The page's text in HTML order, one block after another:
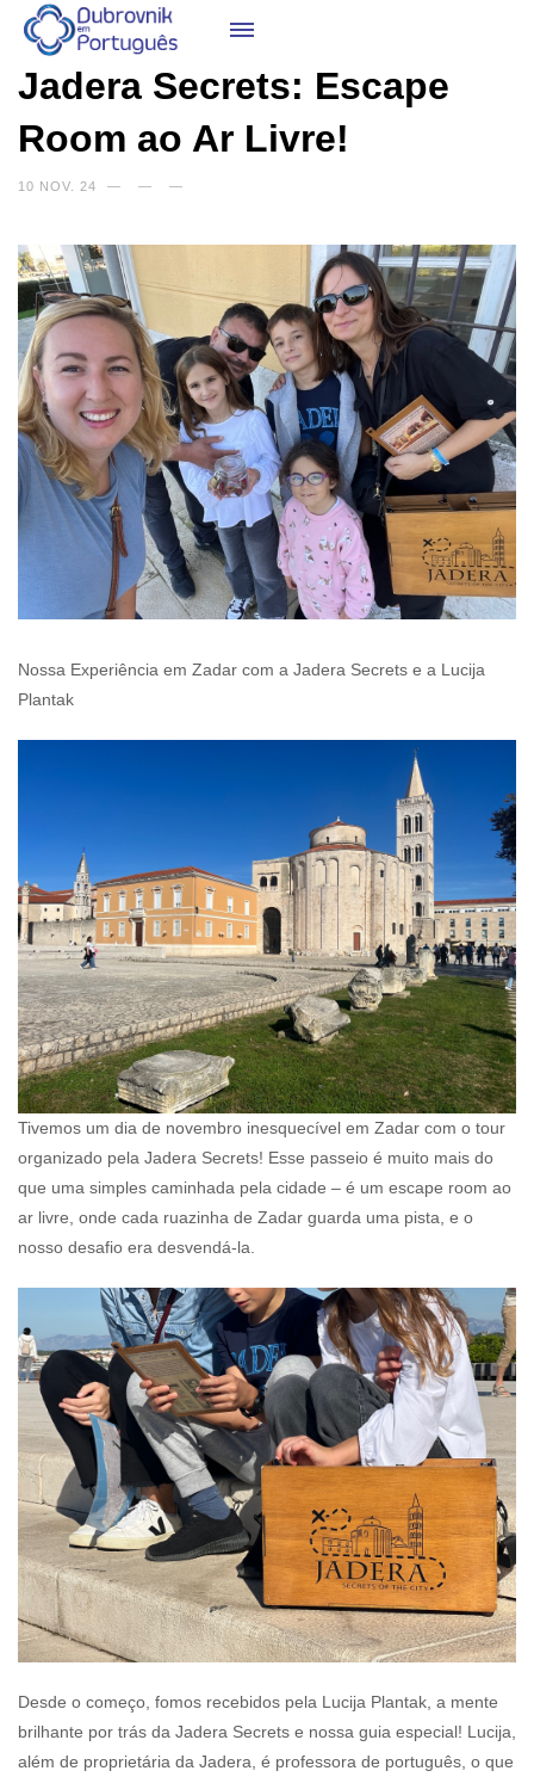
Jadera Secrets: Escape
Room ao Ar Livre!
10 NOV. 24 — — —
Nossa Experiência em Zadar com a Jadera Secrets e a Lucija
Plantak
Tivemos um dia de novembro inesquecível em Zadar com o tour
organizado pela Jadera Secrets! Esse passeio é muito mais do
que uma simples caminhada pela cidade – é um escape room ao
ar livre, onde cada ruazinha de Zadar guarda uma pista, e o
nosso desafio era desvendá-la.
Desde o começo, fomos recebidos pela Lucija Plantak, a mente
brilhante por trás da Jadera Secrets e nossa guia especial! Lucija,
além de proprietária da Jadera, é professora de português, o que